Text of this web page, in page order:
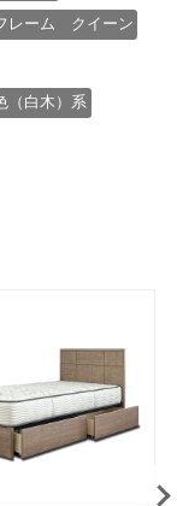
レーム クイーン
（白木）系